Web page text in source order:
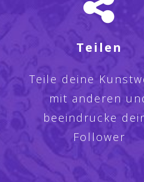
Teilen
Teile deine
mit anderen
beeindrucke
Follower